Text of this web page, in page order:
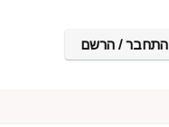
התחבר / הרשם